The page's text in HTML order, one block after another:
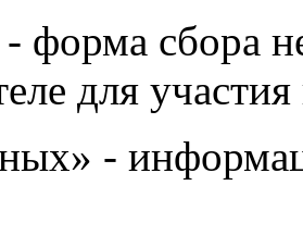
- форма сбора
для
-